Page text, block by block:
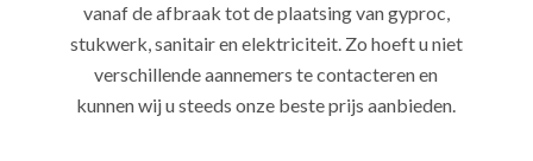
vanaf de afbraak tot de plaatsing van gyproc,
stukwerk, sanitair en elektriciteit. Zo hoeft u niet
verschillende aannemers te contacteren en
kunnen wij u steeds onze beste prijs aanbieden.